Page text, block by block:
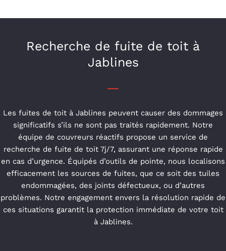
Recherche de fuite de toit à
Jablines
Les fuites de toit à Jablines peuvent causer des dommages
significatifs s’ils ne sont pas traités rapidement. Notre
équipe de couvreurs réactifs propose un service de
recherche de fuite de toit 7j/7, assurant une réponse rapide
en cas d’urgence. Équipés d’outils de pointe, nous localisons
efficacement les sources de fuites, que ce soit des tuiles
endommagées, des joints défectueux, ou d’autres
problèmes. Notre engagement envers la résolution rapide de
ces situations garantit la protection immédiate de votre toit
à Jablines.